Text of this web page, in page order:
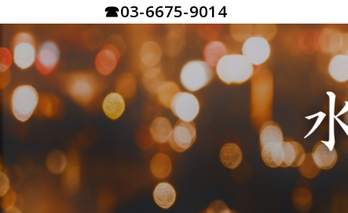
☎03-6675-9014